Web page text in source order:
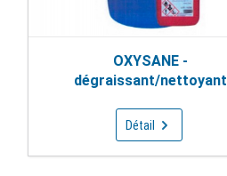
OXYSANE -
dégraissant/nettoyant
Détail